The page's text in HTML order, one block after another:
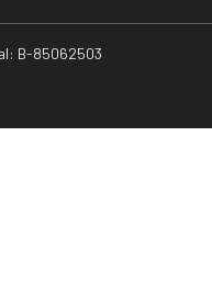
B-85062503